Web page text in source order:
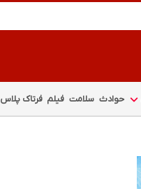
حوادث سلامت فیلم فرتاک پلاس